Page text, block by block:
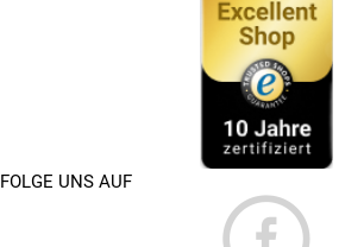
FOLGE UNS AUF